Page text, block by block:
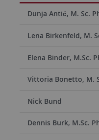
Dunja Antić, M. Sc.
Lena Birkenfeld, M.
Elena Binder, M.Sc.
Vittoria Bonetto, M.
Nick Bund
Dennis Burk, M.Sc.